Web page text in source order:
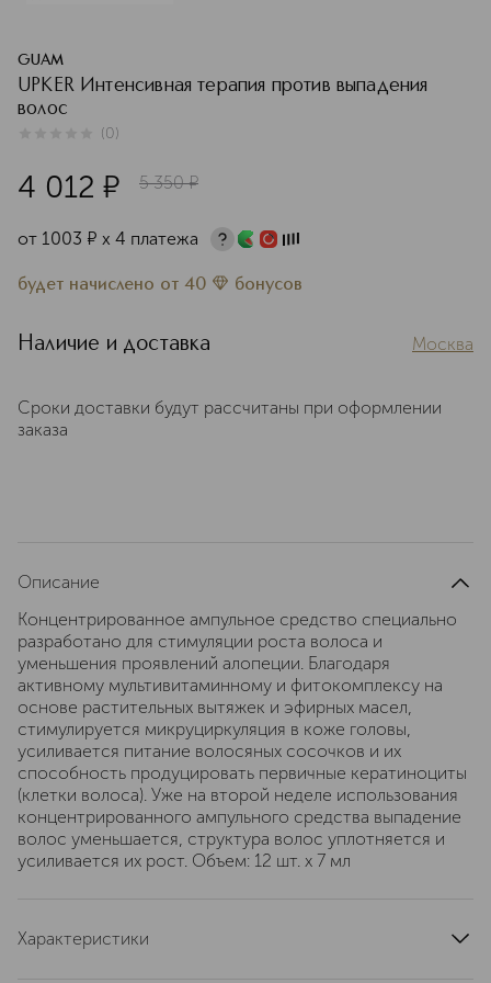
GUAM
UPKER Интенсивная терапия против выпадения
волос
(0)
4 012 ¤ 5 350 ¤
от 1003 ¤ х 4 платежа
будет начислено от 40 бонусов
Наличие и доставка Москва
Сроки доставки будут рассчитаны при оформлении
заказа
Описание
Концентрированное ампульное средство специально
разработано для стимуляции роста волоса и
уменьшения проявлений алопеции. Благодаря
активному мультивитаминному и фитокомплексу на
основе растительных вытяжек и эфирных масел,
стимулируется микруциркуляция в коже головы,
усиливается питание волосяных сосочков и их
способность продуцировать первичные кератиноциты
(клетки волоса). Уже на второй неделе использования
концентрированного ампульного средства выпадение
волос уменьшается, структура волос уплотняется и
усиливается их рост. Объем: 12 шт. х 7 мл
Характеристики